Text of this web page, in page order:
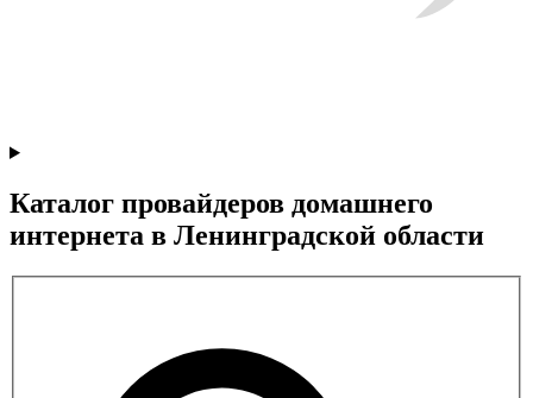
Каталог провайдеров домашнего
интернета в Ленинградской области